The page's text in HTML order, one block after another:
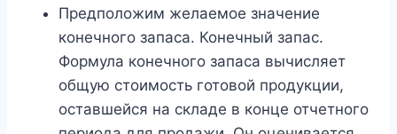
Предположим желаемое значение
конечного запаса. Конечный запас.
Формула конечного запаса вычисляет
общую стоимость готовой продукции,
оставшейся на складе в конце отчетного